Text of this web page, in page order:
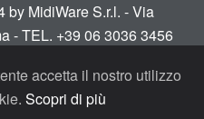
MidiWare S.r.l. - Via
- TEL. +39 06 3036 3456
e condizioni-Privacy
GDPR
accetta il nostro utilizzo
Scopri di più